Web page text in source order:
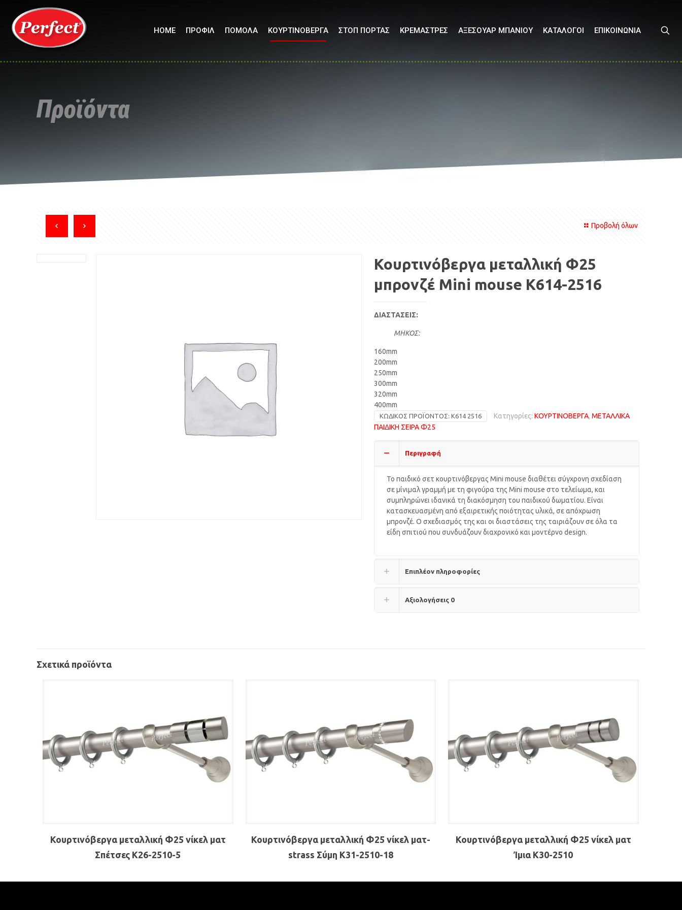
HOME ΠΡΟΦΙΛ ΠΟΜΟΛΑ ΚΟΥΡΤΙΝΟΒΕΡΓΑ ΣΤΟΠ ΠΟΡΤΑΣ ΚΡΕΜΑΣΤΡΕΣ ΑΞΕΣΟΥΑΡ ΜΠΑΝΙΟΥ ΚΑΤΑΛΟΓΟΙ ΕΠΙΚΟΙΝΩΝΙΑ
Προϊόντα
Προβολή όλων
Κουρτινόβεργα μεταλλική Φ25
μπρονζέ Mini mouse Κ614-2516
ΔΙΑΣΤΑΣΕΙΣ:
ΜΗΚΟΣ:
160mm
200mm
250mm
300mm
320mm
400mm
ΚΩΔΙΚΌΣ ΠΡΟΪΌΝΤΟΣ: Κ614 2516 Κατηγορίες: ΚΟΥΡΤΙΝΟΒΕΡΓΑ, ΜΕΤΑΛΛΙΚΑ
ΠΑΙΔΙΚΗ ΣΕΙΡΑ Φ25
Περιγραφή
Το παιδικό σετ κουρτινόβεργας Mini mouse διαθέτει σύγχρονη σχεδίαση
σε μίνιμαλ γραμμή με τη φιγούρα της Mini mouse στο τελείωμα, και
συμπληρώνει ιδανικά τη διακόσμηση του παιδικού δωματίου. Είναι
κατασκευασμένη από εξαιρετικής ποιότητας υλικά, σε απόχρωση
μπρονζέ. Ο σχεδιασμός της και οι διαστάσεις της ταιριάζουν σε όλα τα
είδη σπιτιού που συνδυάζουν διαχρονικό και μοντέρνο design.
Επιπλέον πληροφορίες
Αξιολογήσεις 0
Σχετικά προϊόντα
Κουρτινόβεργα μεταλλική Φ25 νίκελ ματ
Σπέτσες Κ26-2510-5
Κουρτινόβεργα μεταλλική Φ25 νίκελ ματ-
strass Σύμη Κ31-2510-18
Κουρτινόβεργα μεταλλική Φ25 νίκελ ματ
Ίμια Κ30-2510